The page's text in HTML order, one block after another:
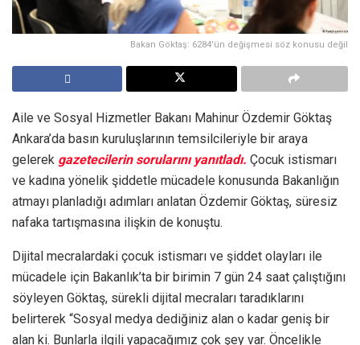
Bakan Göktaş: 6284'ün değişmesi söz konusu değil
Aile ve Sosyal Hizmetler Bakanı Mahinur Özdemir Göktaş
Ankara’da basın kuruluşlarının temsilcileriyle bir araya
gelerek gazetecilerin sorularını yanıtladı. Çocuk istismarı
ve kadına yönelik şiddetle mücadele konusunda Bakanlığın
atmayı planladığı adımları anlatan Özdemir Göktaş, süresiz
nafaka tartışmasına ilişkin de konuştu.
Dijital mecralardaki çocuk istismarı ve şiddet olayları ile
mücadele için Bakanlık’ta bir birimin 7 gün 24 saat çalıştığını
söyleyen Göktaş, sürekli dijital mecraları taradıklarını
belirterek “Sosyal medya dediğiniz alan o kadar geniş bir
alan ki. Bunlarla ilgili yapacağımız çok şey var. Öncelikle